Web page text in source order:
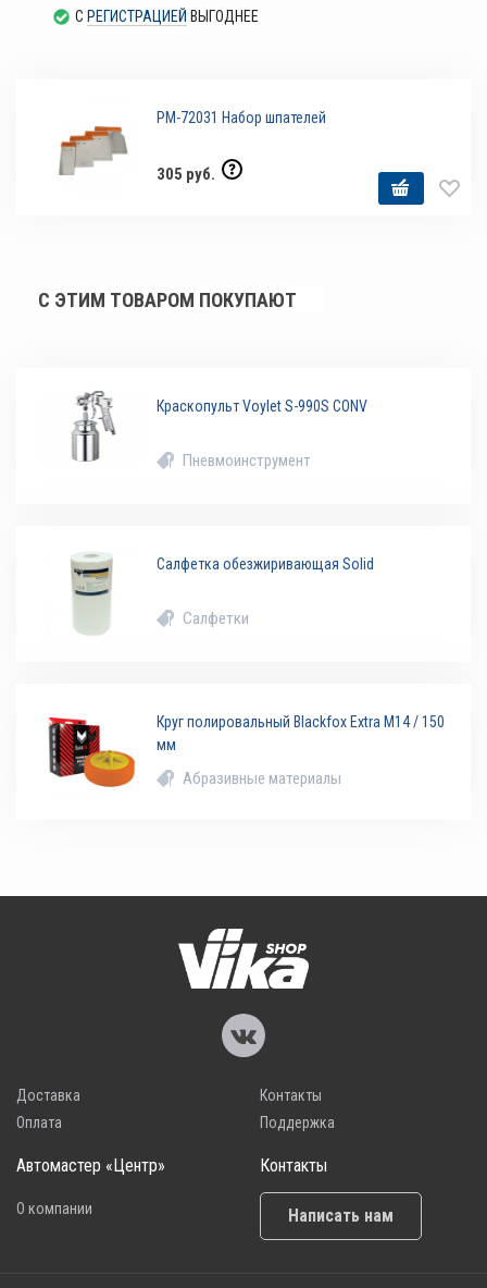
С РЕГИСТРАЦИЕЙ ВЫГОДНЕЕ
РМ-72031 Набор шпателей
305 руб.
С ЭТИМ ТОВАРОМ ПОКУПАЮТ
Краскопульт Voylet S-990S CONV
Пневмоинструмент
Салфетка обезжиривающая Solid
Салфетки
Круг полировальный Blackfox Extra М14 / 150
мм
Абразивные материалы
Доставка
Оплата
Контакты
Поддержка
Автомастер «Центр»
О компании
Контакты
Написать нам